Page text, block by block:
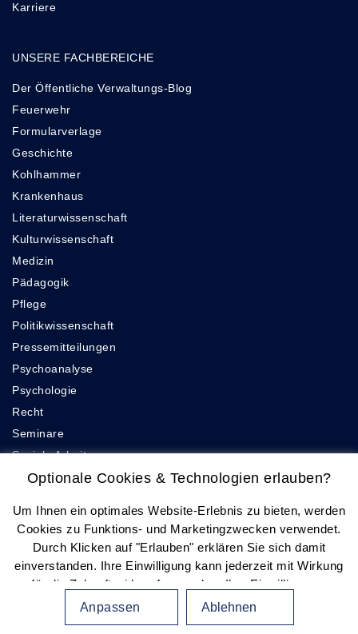
Optionale Cookies & Technologien erlauben?
Um Ihnen ein optimales Website-Erlebnis zu bieten, werden
Cookies zu Funktions- und Marketingzwecken verwendet.
Durch Klicken auf "Erlauben" erklären Sie sich damit
einverstanden. Ihre Einwilligung kann jederzeit mit Wirkung
für die Zukunft widerrufen werden. Ihre Einwilligungs-
Einstellungen können durch Klicken auf "Anpassen"
Anpassen Ablehnen
Karriere
UNSERE FACHBEREICHE
Der Öffentliche Verwaltungs-Blog
Feuerwehr
Formularverlage
Geschichte
Kohlhammer
Krankenhaus
Literaturwissenschaft
Kulturwissenschaft
Medizin
Pädagogik
Pflege
Politikwissenschaft
Pressemitteilungen
Psychoanalyse
Psychologie
Recht
Seminare
Soziale Arbeit
Soziologie
Wirtschaftswissenschaften
Cookie-Einstellungen
Datenschutz
Erklärung zur Barrierefreiheit